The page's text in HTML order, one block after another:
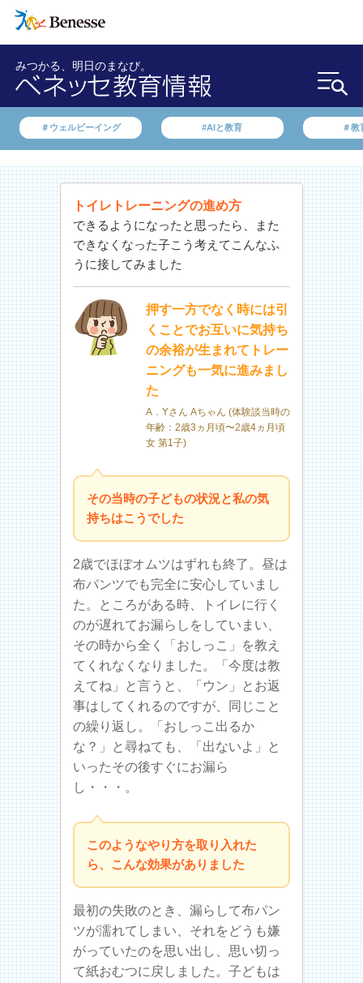
みつかる、明日のまなび。
＃ウェルビーイング #AIと教育 ＃教
トイレトレーニングの進め方
できるようになったと思ったら、また
できなくなった子こう考えてこんなふ
うに接してみました
押す一方でなく時には引
くことでお互いに気持ち
の余裕が生まれてトレー
ニングも一気に進みまし
た
A．Yさん Aちゃん (体験談当時の
年齢：2歳3ヵ月頃〜2歳4ヵ月頃
女 第1子)
その当時の子どもの状況と私の気
持ちはこうでした
2歳でほぼオムツはずれも終了。昼は
布パンツでも完全に安心していまし
た。ところがある時、トイレに行く
のが遅れてお漏らしをしていまい、
その時から全く「おしっこ」を教え
てくれなくなりました。「今度は教
えてね」と言うと、「ウン」とお返
事はしてくれるのですが、同じこと
の繰り返し。「おしっこ出るか
な？」と尋ねても、「出ないよ」と
いったその後すぐにお漏ら
し・・・。
このようなやり方を取り入れた
ら、こんな効果がありました
最初の失敗のとき、漏らして布パン
ツが濡れてしまい、それをどうも嫌
がっていたのを思い出し、思い切っ
て紙おむつに戻しました。子どもは